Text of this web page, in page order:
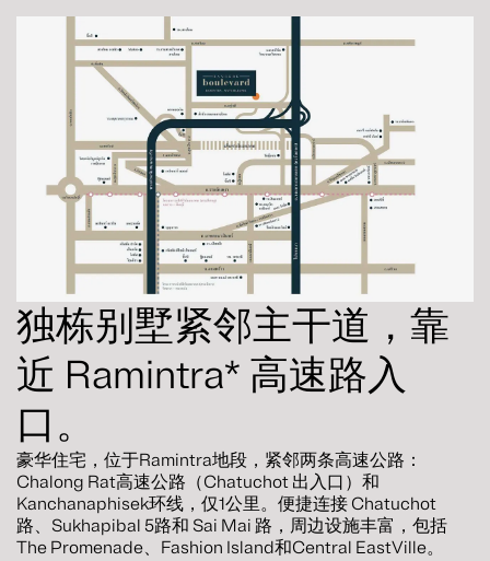
独栋别墅紧邻主干道，靠
近 Ramintra* 高速路入
口。
豪华住宅，位于Ramintra地段，紧邻两条高速公路：
Chalong Rat高速公路（Chatuchot 出入口）和
Kanchanaphisek环线，仅1公里。便捷连接 Chatuchot
路、Sukhapibal 5路和 Sai Mai 路，周边设施丰富，包括
The Promenade、Fashion Island和Central EastVille。